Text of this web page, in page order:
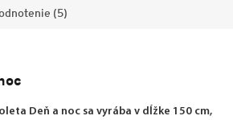
(5)
Deň a noc sa vyrába v dĺžke 150 cm,